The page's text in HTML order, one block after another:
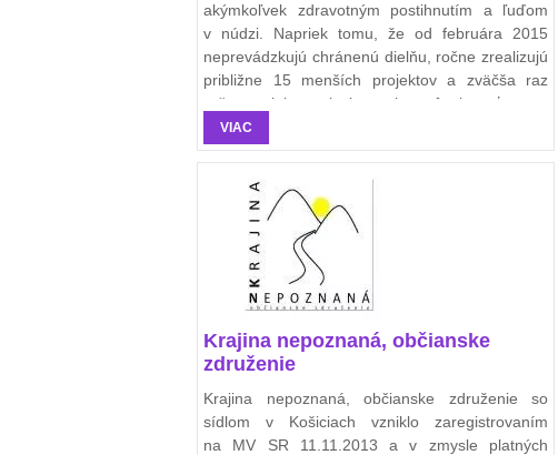
akýmkoľvek zdravotným postihnutím a ľuďom
v núdzi. Napriek tomu, že od februára 2015
neprevádzkujú chránenú dielňu, ročne zrealizujú
približne 15 menších projektov a zväčša raz
ročne projekt s celoslovenskou pôsobnosťou.
VIAC
Krajina nepoznaná, občianske
združenie
Krajina nepoznaná, občianske združenie so
sídlom v Košiciach vzniklo zaregistrovaním
na MV SR 11.11.2013 a v zmysle platných